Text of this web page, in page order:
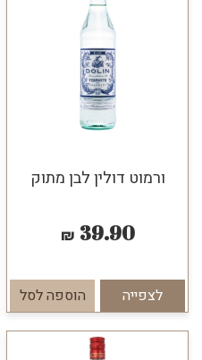
ורמוט דולין לבן מתוק
39.90
₪
לצפייה הוספה לסל